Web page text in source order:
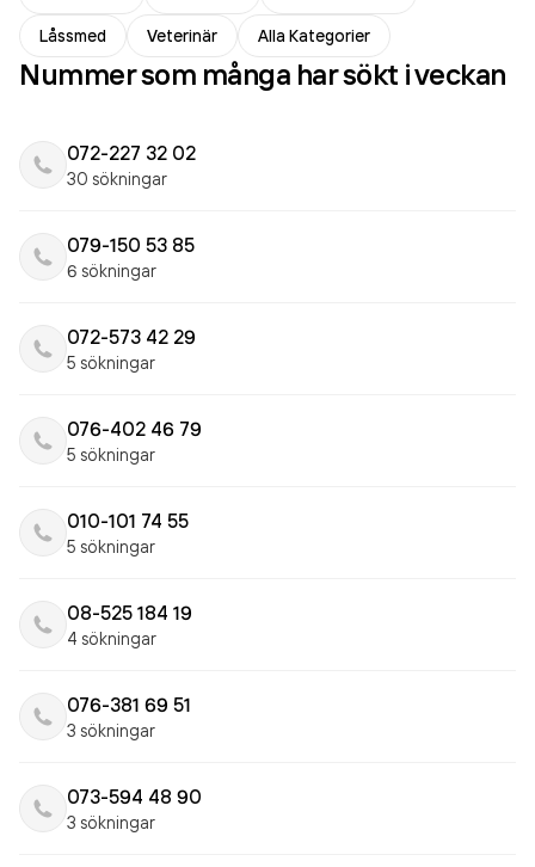
Låssmed
Veterinär Alla Kategorier
Nummer som många har sökt i veckan
072-227 32 02
30 sökningar
079-150 53 85
6 sökningar
072-573 42 29
5 sökningar
076-402 46 79
5 sökningar
010-101 74 55
5 sökningar
08-525 184 19
4 sökningar
076-381 69 51
3 sökningar
073-594 48 90
3 sökningar